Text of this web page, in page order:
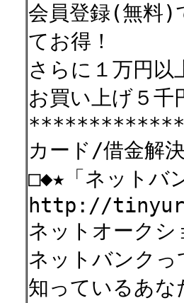
会員登録(無料)
てお得！
さらに１万円以
お買い上げ５千
カード/借金解
□◆★「ネットバ
http://
ネットオーク
ネットバンク
知っているあな